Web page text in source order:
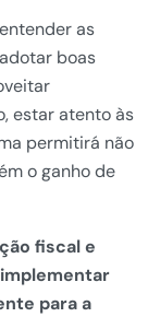
as
boas
estar atento às
permitirá não
o ganho de
fiscal e
para a